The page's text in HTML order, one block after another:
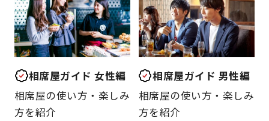
相席屋ガイド 女性編
相席屋の使い方・楽しみ
方を紹介
相席屋ガイド 男性編
相席屋の使い方・楽しみ
方を紹介